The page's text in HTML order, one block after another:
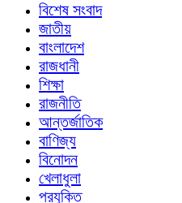
বিশেষ সংবাদ
জাতীয়
বাংলাদেশ
রাজধানী
শিক্ষা
রাজনীতি
আন্তর্জাতিক
বাণিজ্য
বিনোদন
খেলাধুলা
প্রযুক্তি